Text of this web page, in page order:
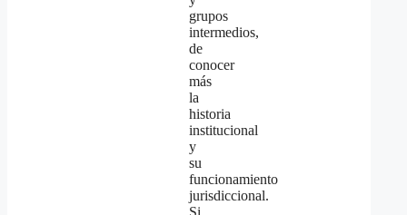
grupos
intermedios,
de
conocer
más
la
historia
institucional
y
su
funcionamiento
jurisdiccional.
Si